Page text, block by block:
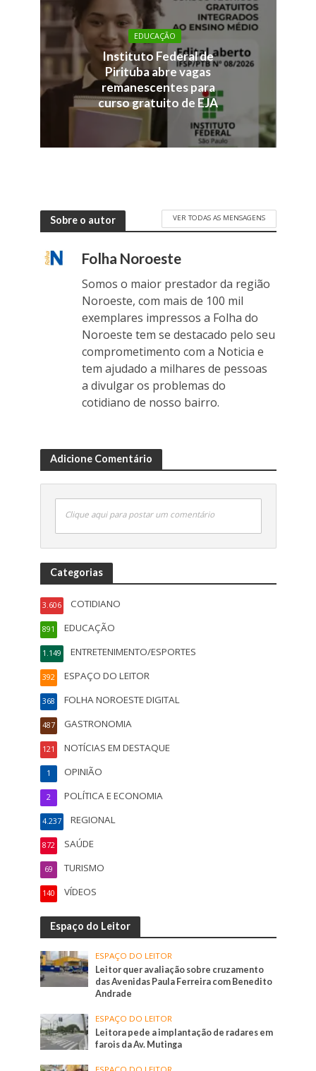
EDUCAÇÃO
Instituto Federal de
Pirituba abre vagas
remanescentes para
curso gratuito de EJA
Sobre o autor VER TODAS AS MENSAGENS
Folha Noroeste
Somos o maior prestador da região
Noroeste, com mais de 100 mil
exemplares impressos a Folha do
Noroeste tem se destacado pelo seu
comprometimento com a Noticia e
tem ajudado a milhares de pessoas
a divulgar os problemas do
cotidiano de nosso bairro.
Adicione Comentário
Clique aqui para postar um comentário
Categorias
COTIDIANO
3.606
EDUCAÇÃO
891
ENTRETENIMENTO/ESPORTES
1.149
ESPAÇO DO LEITOR
392
FOLHA NOROESTE DIGITAL
368
GASTRONOMIA
487
NOTÍCIAS EM DESTAQUE
121
OPINIÃO
1
POLÍTICA E ECONOMIA
2
REGIONAL
4.237
SAÚDE
872
TURISMO
69
VÍDEOS
140
Espaço do Leitor
ESPAÇO DO LEITOR
Leitor quer avaliação sobre cruzamento
das Avenidas Paula Ferreira com Benedito
Andrade
ESPAÇO DO LEITOR
Leitora pede a implantação de radares em
farois da Av. Mutinga